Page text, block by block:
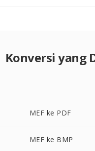
Konversi yang
MEF ke PDF
MEF ke BMP